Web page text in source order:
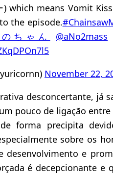
) which means Vomit
the episode.
ちゃん @aNo2mass
November 22,
desconcertante, já
pouco de ligação entre
forma precipita
sobre os
desenvolvimento e
é decepcionante e